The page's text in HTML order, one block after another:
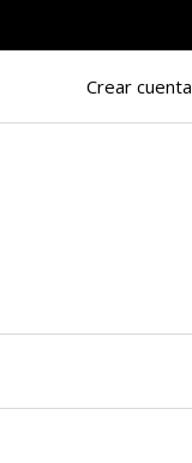
Crear cuenta